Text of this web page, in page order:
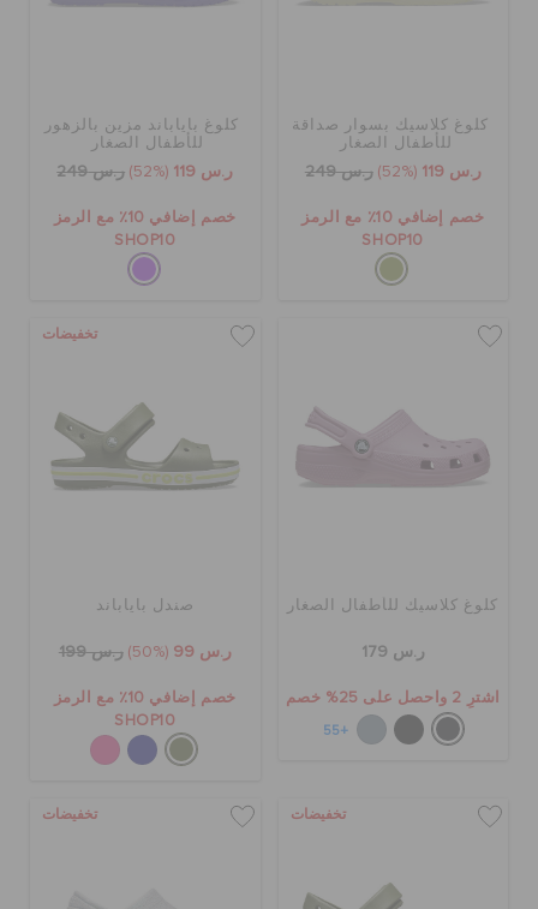
كلوغ كلاسيك بسوار صداقة
للأطفال الصغار
ر.س 119 (52%) ر.س 249
خصم إضافي 10٪ مع الرمز
SHOP10
كلوغ باياباند مزين بالزهور
للأطفال الصغار
ر.س 119 (52%) ر.س 249
خصم إضافي 10٪ مع الرمز
SHOP10
كلوغ كلاسيك للأطفال الصغار
ر.س 179
اشترِ 2 واحصل على 25% خصم
+55
تخفيضات
صندل باياباند
ر.س 99 (50%) ر.س 199
خصم إضافي 10٪ مع الرمز
SHOP10
تخفيضات تخفيضات